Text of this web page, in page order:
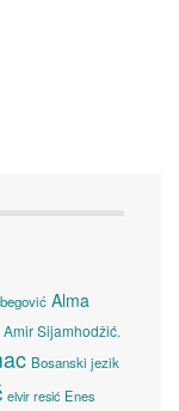
Alma
Amir Sijamhodžić.
Bosanski jezik
elvir resić Enes